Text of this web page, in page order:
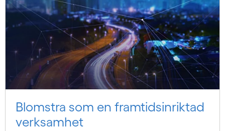
Blomstra som en framtidsinriktad
verksamhet